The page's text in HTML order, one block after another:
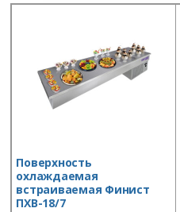
Поверхность
охлаждаемая
встраиваемая Финист
ПХВ-18/7